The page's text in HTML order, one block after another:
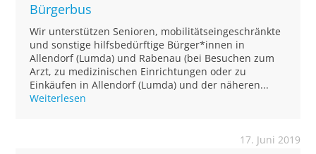
Bürgerbus
Wir unterstützen Senioren, mobilitätseingeschränkte
und sonstige hilfsbedürftige Bürger*innen in
Allendorf (Lumda) und Rabenau (bei Besuchen zum
Arzt, zu medizinischen Einrichtungen oder zu
Einkäufen in Allendorf (Lumda) und der näheren...
Weiterlesen
17. Juni 2019